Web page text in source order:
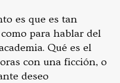
es que es tan
para hablar del
Qué es el
con una ficción, o
deseo